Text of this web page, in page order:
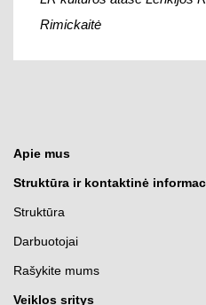
Rimickaitė
Apie mus
Struktūra ir kontaktinė
Struktūra
Darbuotojai
Rašykite mums
Veiklos sritys